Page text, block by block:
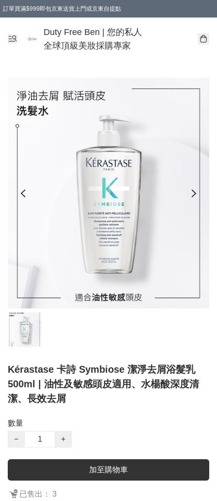
訂單買滿$999即包京東送貨上門或京東自提點
Duty Free Ben | 您的私人
全球頂級美妝採購專家
Kérastase 卡詩 Symbiose 潔淨去屑浴髮乳
500ml | 油性及敏感頭皮適用、水楊酸深度清
潔、長效去屑
數量
−
+
加至購物車
已售出： 3